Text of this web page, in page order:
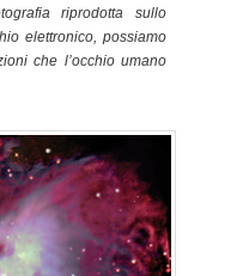
riprodotta sullo
elettronico, possiamo
che l’occhio umano